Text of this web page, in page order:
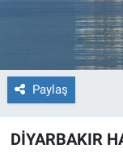
Paylaş
DİYARBAKIR
SPOR
TEKNOLOJİ